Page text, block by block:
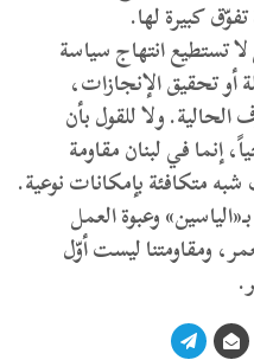
كبيرة لها.
تستطيع انتهاج سياسة
تحقيق الإنجازات،
ولا للقول بأن
إنما في لبنان مقاومة
متكافئة بإمكانات نوعية.
وعبوة العمل
ومقاومتنا ليست أوّل